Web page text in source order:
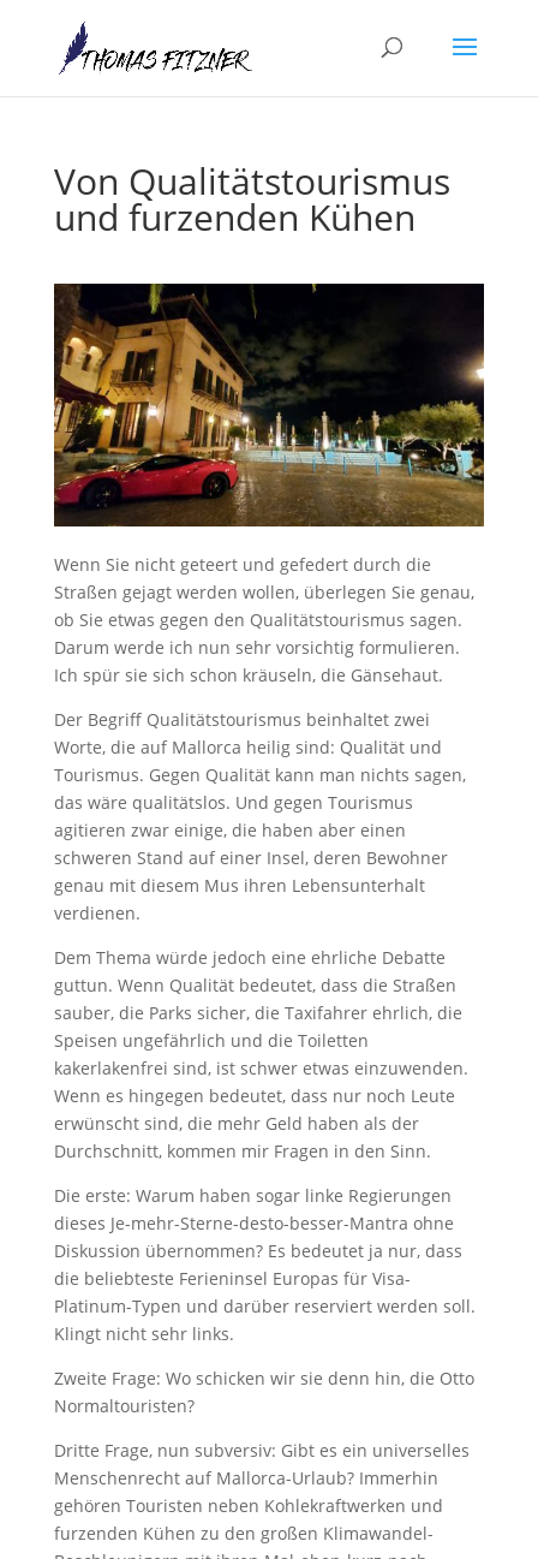
Von Qualitätstourismus
und furzenden Kühen
Wenn Sie nicht geteert und gefedert durch die
Straßen gejagt werden wollen, überlegen Sie genau,
ob Sie etwas gegen den Qualitätstourismus sagen.
Darum werde ich nun sehr vorsichtig formulieren.
Ich spür sie sich schon kräuseln, die Gänsehaut.
Der Begriff Qualitätstourismus beinhaltet zwei
Worte, die auf Mallorca heilig sind: Qualität und
Tourismus. Gegen Qualität kann man nichts sagen,
das wäre qualitätslos. Und gegen Tourismus
agitieren zwar einige, die haben aber einen
schweren Stand auf einer Insel, deren Bewohner
genau mit diesem Mus ihren Lebensunterhalt
verdienen.
Dem Thema würde jedoch eine ehrliche Debatte
guttun. Wenn Qualität bedeutet, dass die Straßen
sauber, die Parks sicher, die Taxifahrer ehrlich, die
Speisen ungefährlich und die Toiletten
kakerlakenfrei sind, ist schwer etwas einzuwenden.
Wenn es hingegen bedeutet, dass nur noch Leute
erwünscht sind, die mehr Geld haben als der
Durchschnitt, kommen mir Fragen in den Sinn.
Die erste: Warum haben sogar linke Regierungen
dieses Je-mehr-Sterne-desto-besser-Mantra ohne
Diskussion übernommen? Es bedeutet ja nur, dass
die beliebteste Ferieninsel Europas für Visa-
Platinum-Typen und darüber reserviert werden soll.
Klingt nicht sehr links.
Zweite Frage: Wo schicken wir sie denn hin, die Otto
Normaltouristen?
Dritte Frage, nun subversiv: Gibt es ein universelles
Menschenrecht auf Mallorca-Urlaub? Immerhin
gehören Touristen neben Kohlekraftwerken und
furzenden Kühen zu den großen Klimawandel-